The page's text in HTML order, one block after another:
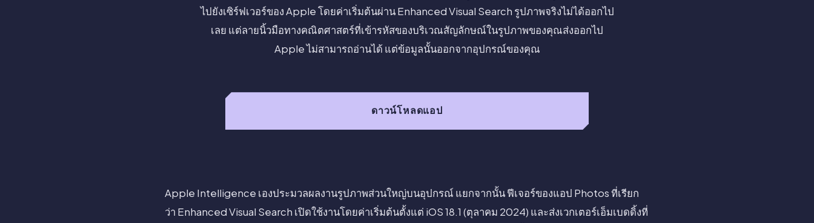
ไปยังเซิร์ฟเวอร์ของ Apple โดยค่าเริ่มต้นผ่าน Enhanced Visual Search รูปภาพจริงไม่ได้ออกไป
เลย แต่ลายนิ้วมือทางคณิตศาสตร์ที่เข้ารหัสของบริเวณสัญลักษณ์ในรูปภาพของคุณส่งออกไป
Apple ไม่สามารถอ่านได้ แต่ข้อมูลนั้นออกจากอุปกรณ์ของคุณ
ดาวน์โหลดแอป
Apple Intelligence เองประมวลผลงานรูปภาพส่วนใหญ่บนอุปกรณ์ แยกจากนั้น ฟีเจอร์ของแอป Photos ที่เรียก
ว่า Enhanced Visual Search เปิดใช้งานโดยค่าเริ่มต้นตั้งแต่ iOS 18.1 (ตุลาคม 2024) และส่งเวกเตอร์เอ็มเบดดิ้งที่